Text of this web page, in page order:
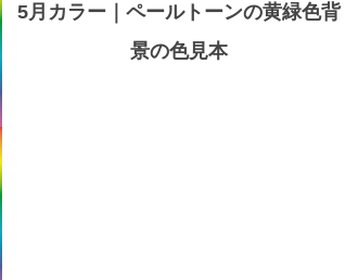
5月カラー｜ペールトーンの黄緑色背
景の色見本